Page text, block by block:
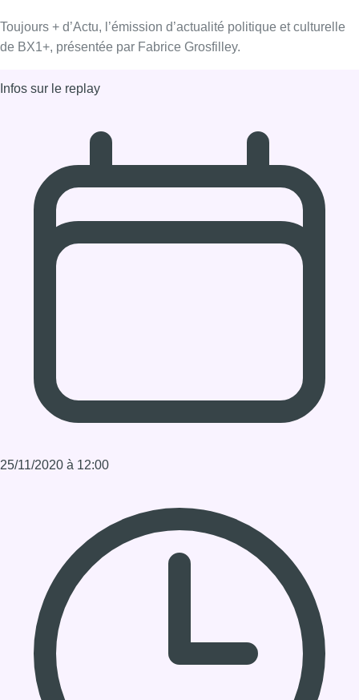
25/11/2020 à 12:00
Durée : 01:30:00
Partager l'émission
Facebook
Twitter